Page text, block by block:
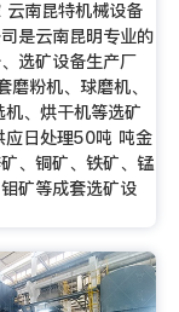
云南昆特机械设备
是云南昆明专业的
选矿设备生产厂
磨粉机、球磨机、
机、烘干机等选矿
应日处理50吨 吨金
、铜矿、铁矿、锰
矿等成套选矿设